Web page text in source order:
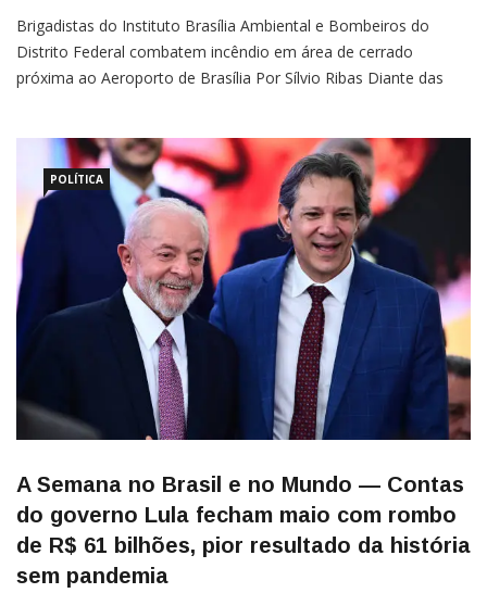
Brigadistas do Instituto Brasília Ambiental e Bombeiros do
Distrito Federal combatem incêndio em área de cerrado
próxima ao Aeroporto de Brasília Por Sílvio Ribas Diante das
Inácio Lula da Silva (PT) optou por apontar culpados em vez de
POLÍTICA
A Semana no Brasil e no Mundo — Contas
do governo Lula fecham maio com rombo
de R$ 61 bilhões, pior resultado da história
sem pandemia